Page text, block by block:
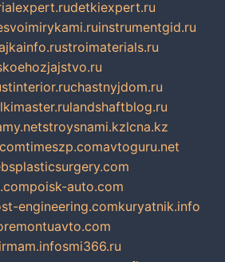
detkiexpert.ru
instrumentgid.ru
stroimaterials.ru
chastnyjdom.ru
landshaftblog.ru
stroysnami.kzlcna.kz
timeszp.comavtoguru.net
poisk-auto.com
engineering.comkuryatnik.info
smi366.ru